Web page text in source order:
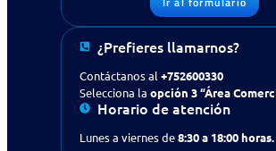
¿Prefieres llamarnos?
Contáctanos al +752600330
Selecciona la opción 3 “Área
Horario de atención
Lunes a viernes de8:30 a 18:00 horas.
¿Buscas apoyo en
para tu empresa?
Solicitud de contacto
IR AL FORMULARIO